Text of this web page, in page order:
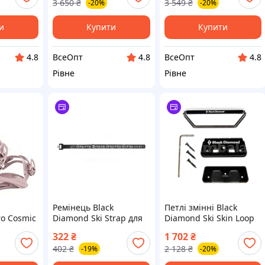
4.8
3 650 ₴ -20%
Купити
ВсеОпт
4.8
Рівне
3 549 ₴ -20%
Купити
ВсеОпт
4.8
Рівне
Cosmic
Ремінець Black
Diamond Ski Strap для
лижного спорядження,
чорний, 20"
322₴
402 ₴ -19%
Петлі змінні Black
Diamond Ski Skin Loop
Kit (BD 1638670000ALL1)
для сноуборду
1 702 ₴
2 128 ₴ -20%